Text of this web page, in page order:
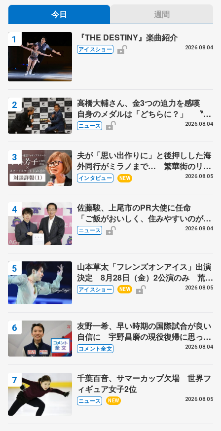
今日 週間
『THE DESTINY』楽曲紹介
アイスショー 2026.08.04
高橋大輔さん、金3つの迫力を感嘆
自身のメダルは「どちらに？」 〝リ
ス兄弟〟オリンピック3連覇の野村忠
ニュース 2026.08.04
夫が「思い出作りに」と後押しした海
外同行がミラノまで… 繁華街のリン
クでは不良のお兄さんも味方に 小林
インタビュー NEW 2026.08.05
佐藤駿、上尾市のPR大使に任命
「ご飯がおいしく、住みやすいのが魅
力」
ニュース 2026.08.04
山本草太「フレンズオンアイス」出演
決定 8月28日（金）2公演のみ 荒川
静香さんプロデュース、20周年のアイ
アイスショー NEW 2026.08.05
友野一希、早い時期の国際試合が良い
自信に 宇野昌磨の現役復帰に思って
いること 【アジアンオープントロフ
コメント全文 2026.08.04
千葉百音、サマーカップ欠場 世界フ
ィギュア女子2位
ニュース NEW 2026.08.05